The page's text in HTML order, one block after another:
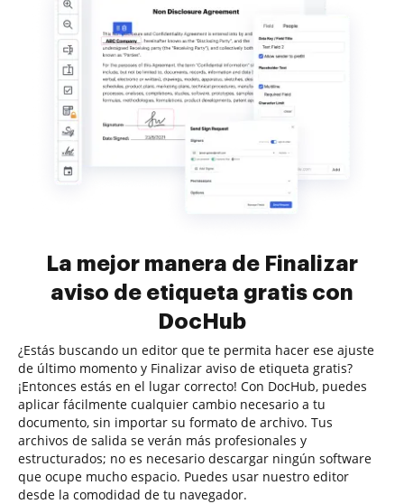
La mejor manera de Finalizar
aviso de etiqueta gratis con
DocHub
¿Estás buscando un editor que te permita hacer ese ajuste
de último momento y Finalizar aviso de etiqueta gratis?
¡Entonces estás en el lugar correcto! Con DocHub, puedes
aplicar fácilmente cualquier cambio necesario a tu
documento, sin importar su formato de archivo. Tus
archivos de salida se verán más profesionales y
estructurados; no es necesario descargar ningún software
que ocupe mucho espacio. Puedes usar nuestro editor
desde la comodidad de tu navegador.